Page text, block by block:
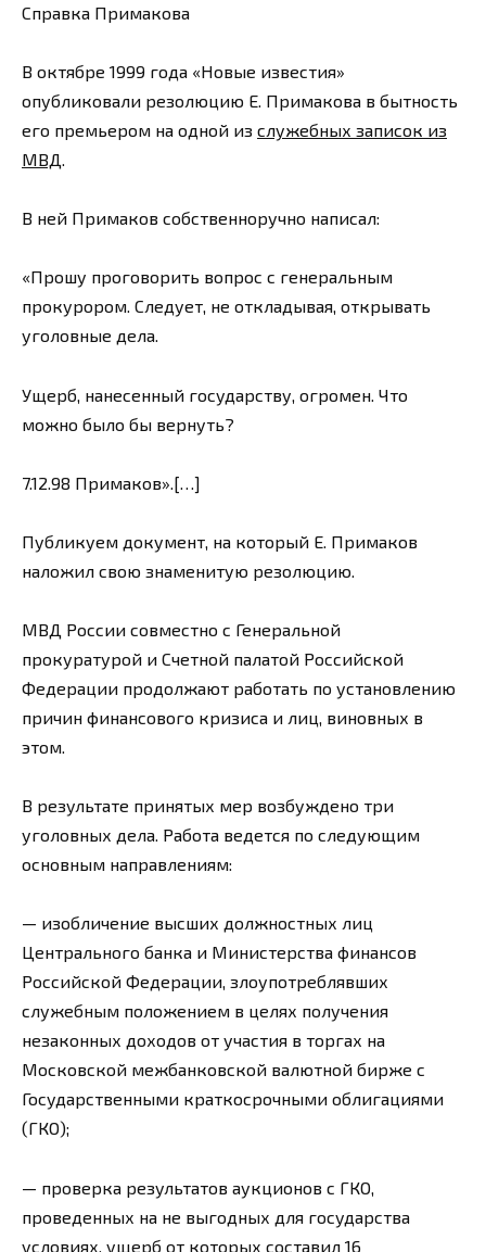
Справка Примакова
В октябре 1999 года «Новые известия»
опубликовали резолюцию Е. Примакова в бытность
его премьером на одной из служебных записок из
МВД.
В ней Примаков собственноручно написал:
«Прошу проговорить вопрос с генеральным
прокурором. Следует, не откладывая, открывать
уголовные дела.
Ущерб, нанесенный государству, огромен. Что
можно было бы вернуть?
7.12.98 Примаков».[…]
Публикуем документ, на который Е. Примаков
наложил свою знаменитую резолюцию.
МВД России совместно с Генеральной
прокуратурой и Счетной палатой Российской
Федерации продолжают работать по установлению
причин финансового кризиса и лиц, виновных в
этом.
В результате принятых мер возбуждено три
уголовных дела. Работа ведется по следующим
основным направлениям:
— изобличение высших должностных лиц
Центрального банка и Министерства финансов
Российской Федерации, злоупотреблявших
служебным положением в целях получения
незаконных доходов от участия в торгах на
Московской межбанковской валютной бирже с
Государственными краткосрочными облигациями
(ГКО);
— проверка результатов аукционов с ГКО,
проведенных на не выгодных для государства
условиях, ущерб от которых составил 16